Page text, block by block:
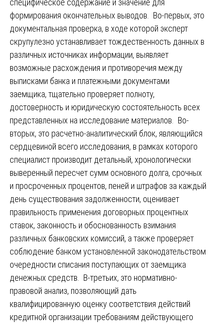
специфическое содержание и значение для
формирования окончательных выводов. Во-первых, это
документальная проверка, в ходе которой эксперт
скрупулезно устанавливает тождественность данных в
различных источниках информации, выявляет
возможные расхождения и противоречия между
выписками банка и платежными документами
заемщика, тщательно проверяет полноту,
достоверность и юридическую состоятельность всех
представленных на исследование материалов. Во-
вторых, это расчетно-аналитический блок, являющийся
сердцевиной всего исследования, в рамках которого
специалист производит детальный, хронологически
выверенный пересчет сумм основного долга, срочных
и просроченных процентов, пеней и штрафов за каждый
день существования задолженности, оценивает
правильность применения договорных процентных
ставок, законность и обоснованность взимания
различных банковских комиссий, а также проверяет
соблюдение банком установленной законодательством
очередности списания поступающих от заемщика
денежных средств. В-третьих, это нормативно-
правовой анализ, позволяющий дать
квалифицированную оценку соответствия действий
кредитной организации требованиям действующего